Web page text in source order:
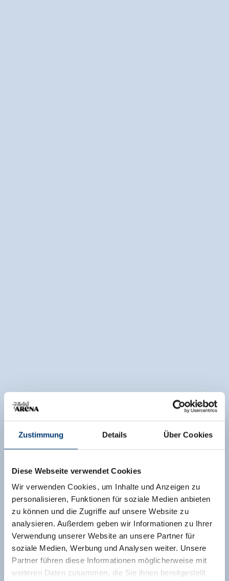
Zustimmung Details Über Cookies
Diese Webseite verwendet Cookies
Wir verwenden Cookies, um Inhalte und Anzeigen zu
personalisieren, Funktionen für soziale Medien anbieten
zu können und die Zugriffe auf unsere Website zu
analysieren. Außerdem geben wir Informationen zu Ihrer
Verwendung unserer Website an unsere Partner für
soziale Medien, Werbung und Analysen weiter. Unsere
Partner führen diese Informationen möglicherweise mit
weiteren Daten zusammen, die Sie ihnen bereitgestellt